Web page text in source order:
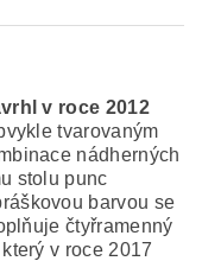
v roce 2012
tvarovaným
nádherných
stolu punc
barvou se
čtyřramenný
v roce 2017